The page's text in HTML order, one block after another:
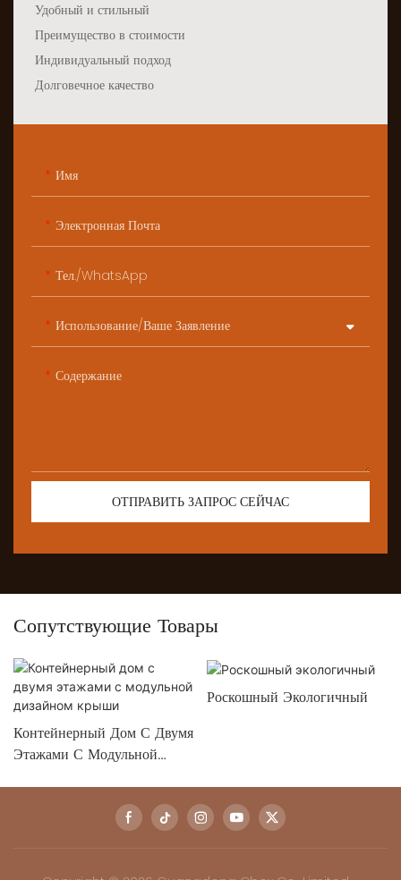
Удобный и стильный
Преимущество в стоимости
Индивидуальный подход
Долговечное качество
Имя
Электронная Почта
Тел./WhatsApp
Использование/ваше Заявление
Содержание
ОТПРАВИТЬ ЗАПРОС СЕЙЧАС
Сопутствующие Товары
Контейнерный Дом С Двумя
Этажами С Модульной
Роскошный Экологичный